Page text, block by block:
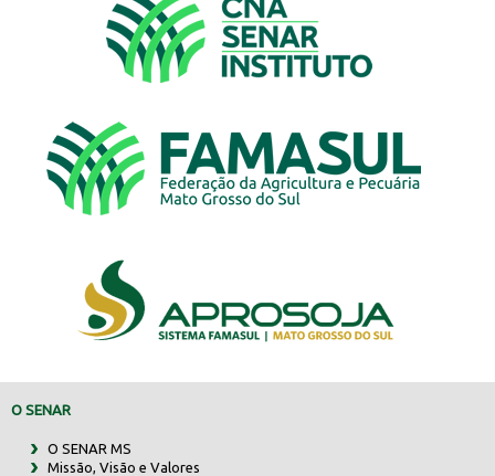
O SENAR
O SENAR MS
Missão, Visão e Valores